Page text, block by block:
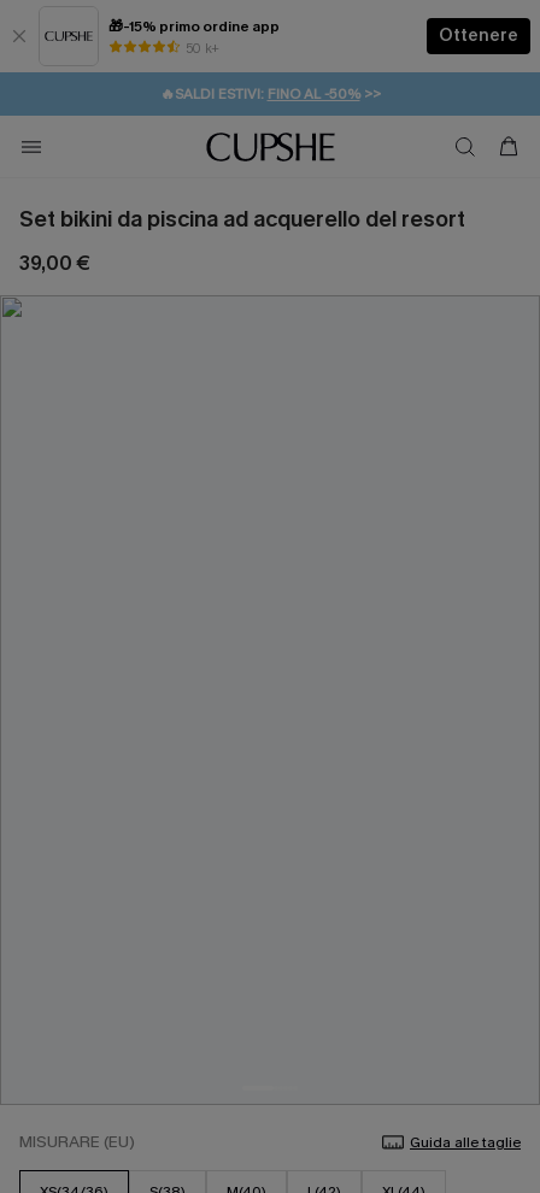
🎁-15% primo ordine app
50 k+
Ottenere
⚡️-15% SUGLI ESSENZIALI DA VACANZA | ACQUISTA
🔥SALDI ESTIVI: FINO AL -50%>>
🚚SPEDIZIONE GRATUITA DA 49€
💌REGALO PER I NUOVI: 20% DI SCONTO*
Set bikini da piscina ad acquerello del resort
39,00 €
MISURARE (EU) Guida alle taglie